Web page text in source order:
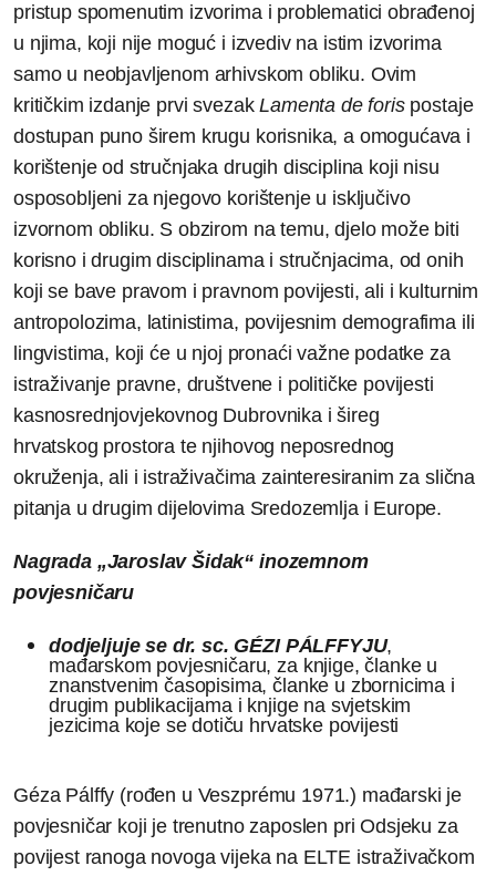
pristup spomenutim izvorima i problematici obrađenoj
u njima, koji nije moguć i izvediv na istim izvorima
samo u neobjavljenom arhivskom obliku. Ovim
kritičkim izdanje prvi svezakLamenta de forispostaje
dostupan puno širem krugu korisnika, a omogućava i
korištenje od stručnjaka drugih disciplina koji nisu
osposobljeni za njegovo korištenje u isključivo
izvornom obliku. S obzirom na temu, djelo može biti
korisno i drugim disciplinama i stručnjacima, od onih
koji se bave pravom i pravnom povijesti, ali i kulturnim
antropolozima, latinistima, povijesnim demografima ili
lingvistima, koji će u njoj pronaći važne podatke za
istraživanje pravne, društvene i političke povijesti
kasnosrednjovjekovnog Dubrovnika i šireg
hrvatskog prostora te njihovog neposrednog
okruženja, ali i istraživačima zainteresiranim za slična
pitanja u drugim dijelovima Sredozemlja i Europe.
Nagrada „Jaroslav Šidak“ inozemnom
povjesničaru
dodjeljuje se dr. sc. GÉZI PÁLFFYJU,
mađarskom povjesničaru, za knjige, članke u
znanstvenim časopisima, članke u zbornicima i
drugim publikacijama i knjige na svjetskim
jezicima koje se dotiču hrvatske povijesti
Géza Pálffy (rođen u Veszprému 1971.) mađarski je
povjesničar koji je trenutno zaposlen pri Odsjeku za
povijest ranoga novoga vijeka na ELTE istraživačkom